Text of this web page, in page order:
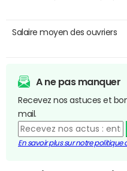
Salaire moyen des ouvriers
A ne pas manquer
Recevez nos astuces et
mail.
En savoir plus sur notre politique